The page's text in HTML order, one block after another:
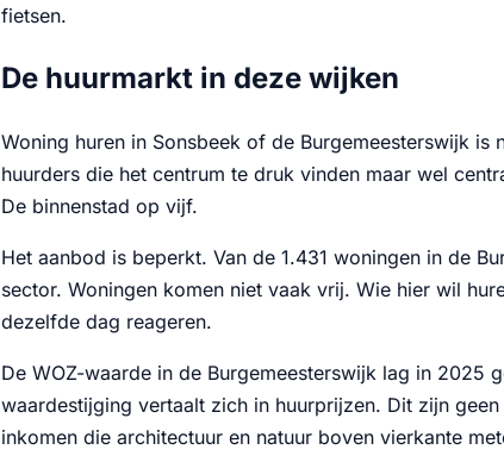
fietsen.
De huurmarkt in deze wijken
Woning huren in Sonsbeek of de Burgemeesterswijk
huurders die het centrum te druk vinden maar wel
De binnenstad op vijf.
Het aanbod is beperkt. Van de 1.431 woningen in de
sector. Woningen komen niet vaak vrij. Wie hier wil
dezelfde dag reageren.
De WOZ-waarde in de Burgemeesterswijk lag in 2025
waardestijging vertaalt zich in huurprijzen. Dit zijn
inkomen die architectuur en natuur boven vierkante